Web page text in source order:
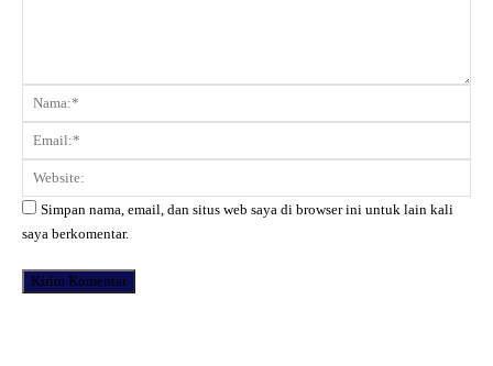
Komentar:
Simpan nama, email, dan situs web saya di browser ini untuk lain kali
saya berkomentar.